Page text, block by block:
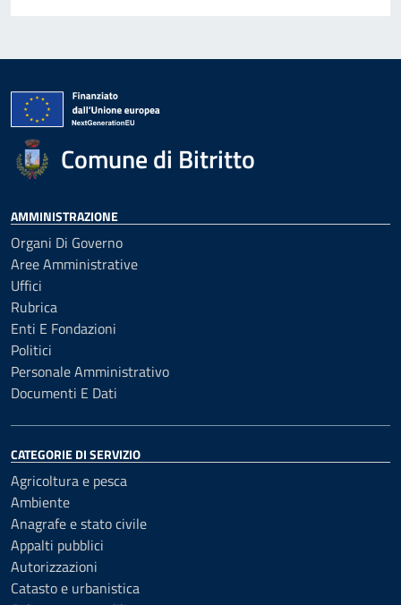
Comune di Bitritto
AMMINISTRAZIONE
Organi Di Governo
Aree Amministrative
Uffici
Rubrica
Enti E Fondazioni
Politici
Personale Amministrativo
Documenti E Dati
CATEGORIE DI SERVIZIO
Agricoltura e pesca
Ambiente
Anagrafe e stato civile
Appalti pubblici
Autorizzazioni
Catasto e urbanistica